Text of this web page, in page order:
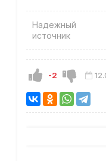
Надежный
источник
-2